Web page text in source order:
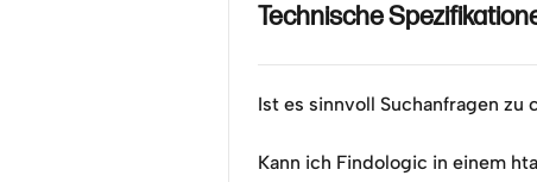
Technische
Ist es sinnvoll Suchanfragen zu
Kann ich Findologic in einem